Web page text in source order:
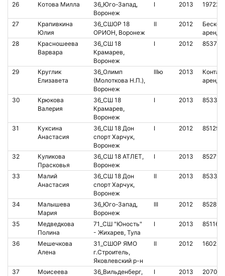
26 Котова Милла
36_Юго-Запад,
Воронеж
I 2013
27
Крапивкина
Юлия
36_СШОР 18
ОРИОН, Воронеж
II 2012
аренда
28
Красношеева
Варвара
36_СШ 18
Крамарев,
Воронеж
I 2012
29
Круглик
Елизавета
36_Олимп
(Молоткова Н.П.),
Воронеж
IIIю 2013
аренда
30
Крюкова
Валерия
36_СШ 18
Крамарев,
Воронеж
I 2013
31
Куксина
Анастасия
36_СШ 18 Дон
спорт Харчук,
Воронеж
I 2012
32
Куликова
Прасковья
36_СШ 18 АТЛЕТ,
Воронеж
I 2013
33
Малий
Анастасия
36_СШ 18 Дон
спорт Харчук,
Воронеж
II 2013
34
Малышева
Мария
36_Юго-Запад,
Воронеж
III 2012
35
Медведкова
Полина
71_СШ "Юность"
- Жихарев, Тула
I 2013
36
Мешечкова
Алена
31_СШОР ЯМО
г.Строитель,
Яковлевский р-н
II 2012
37
Моисеева
36_Вильденберг,
I 2013